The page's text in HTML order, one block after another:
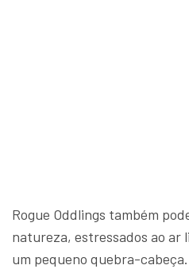
Rogue Oddlings também
natureza, estressados ao ar
um pequeno quebra-